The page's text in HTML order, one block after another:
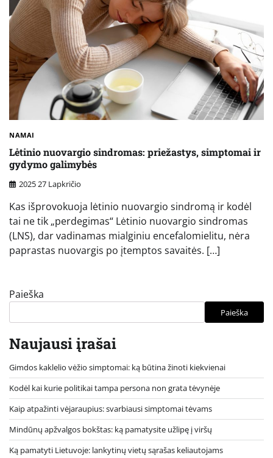
NAMAI
Lėtinio nuovargio sindromas: priežastys, simptomai ir
gydymo galimybės
2025 27 Lapkričio
Kas išprovokuoja lėtinio nuovargio sindromą ir kodėl
tai ne tik „perdegimas“ Lėtinio nuovargio sindromas
(LNS), dar vadinamas mialginiu encefalomielitu, nėra
paprastas nuovargis po įtemptos savaitės. […]
Paieška
Paieška
Naujausi įrašai
Gimdos kaklelio vėžio simptomai: ką būtina žinoti kiekvienai
Kodėl kai kurie politikai tampa persona non grata tėvynėje
Kaip atpažinti vėjaraupius: svarbiausi simptomai tėvams
Mindūnų apžvalgos bokštas: ką pamatysite užlipę į viršų
Ką pamatyti Lietuvoje: lankytinų vietų sąrašas keliautojams